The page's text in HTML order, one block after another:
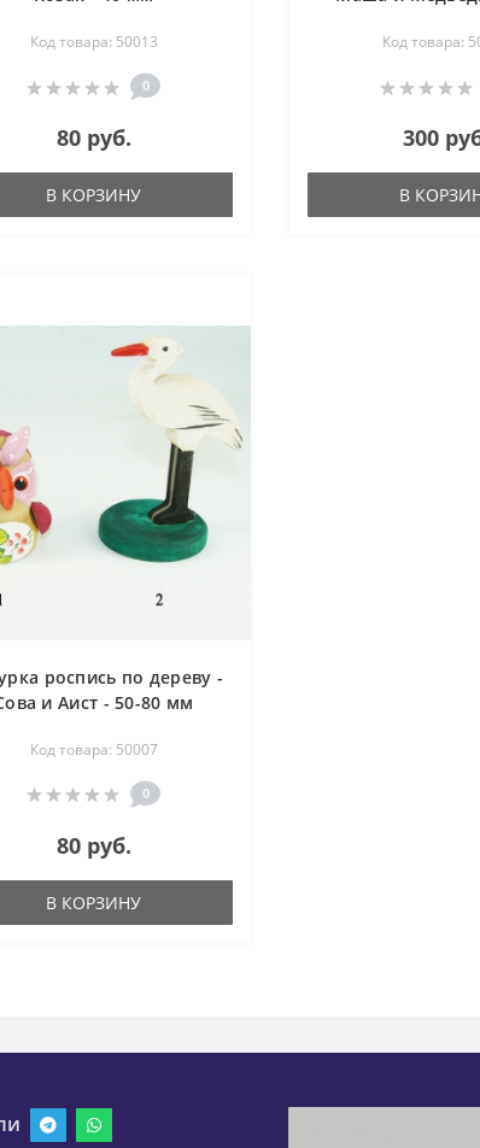
Код товара: 50013
0
80 руб.
В КОРЗИНУ
Код товара:
300
В
роспись по дереву -
и Аист - 50-80 мм
Код товара: 50007
0
80 руб.
В КОРЗИНУ